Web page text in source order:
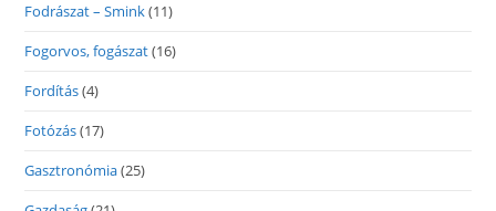
Fodrászat – Smink(11)
Fogorvos, fogászat(16)
Fordítás(4)
Fotózás(17)
Gasztronómia(25)